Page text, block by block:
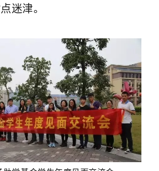
迷津。